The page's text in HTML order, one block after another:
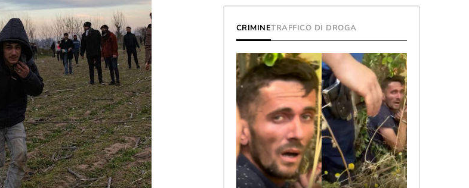
CRIMINETRAFFICO DI DROGA